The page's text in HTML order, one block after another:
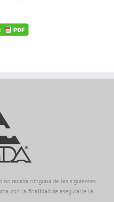
no recaba ninguna de las siguientes
con la finalidad de asegurarle la